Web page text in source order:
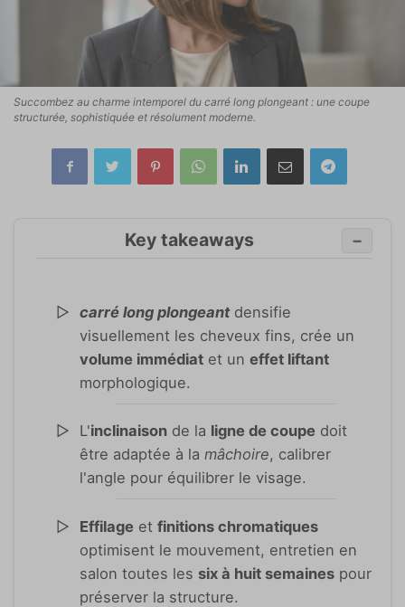
Succombez au charme intemporel du carré long plongeant : une coupe
structurée, sophistiquée et résolument moderne.
Key takeaways −
carré long plongeantdensifie
visuellement les cheveux fins, crée un
volume immédiat et uneffet liftant
morphologique.
L'inclinaison de la ligne de coupe doit
être adaptée à lamâchoire, calibrer
l'angle pour équilibrer le visage.
Effilage etfinitions chromatiques
optimisent le mouvement, entretien en
salon toutes les six à huit semaines pour
préserver la structure.